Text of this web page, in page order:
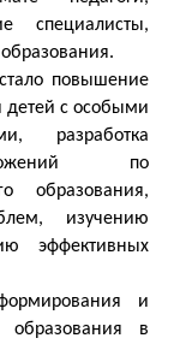
специалисты,
повышение
детей с особыми
разработка
по
образования,
изучению
эффективных
и
образования в